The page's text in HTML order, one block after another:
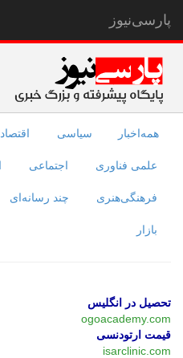
پارسی‌نیوز
همه‌اخبار سیاسی
علمی فناوری اجتماعی
فرهنگی‌هنری چند رسانه‌ای
بازار
تحصیل در انگلیس
ogoacademy.com
قیمت ارتودنسی
isarclinic.com